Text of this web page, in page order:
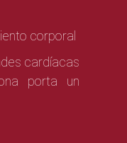
corporal
cardíacas
porta un